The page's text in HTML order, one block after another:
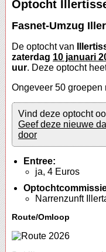
Optocht
Fasnet-Umzug
De optocht van
zaterdag 10 januari
uur. Deze optocht
Ongeveer 50 groepen
Vind deze optocht
Geef deze nieuwe
door
Entree:
ja, 4 Euros
Narrenzunft
Route/Omloop